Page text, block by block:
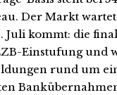
Der Markt
Juli kommt: die
Einstufung und
rund um